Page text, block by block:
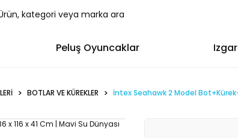
Peluş Oyuncaklar
BOTLAR VE KÜREKLER İntex Seahawk 2 Model